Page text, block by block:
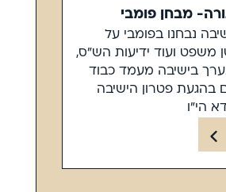
מבחן פומבי
נבחנו בפומבי על
משפט ועוד ידיעות הש"ס,
בישיבה מעמד כבוד
בהגעת פטרון הישיבה
הי"ו